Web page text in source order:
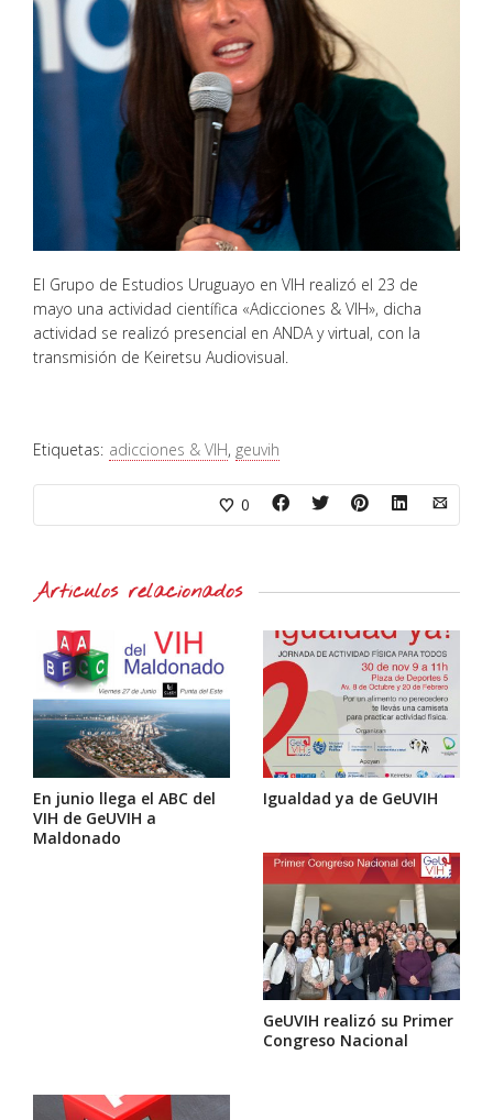
El Grupo de Estudios Uruguayo en VIH realizó el 23 de
mayo una actividad científica «Adicciones & VIH», dicha
actividad se realizó presencial en ANDA y virtual, con la
transmisión de Keiretsu Audiovisual.
Etiquetas: adicciones & VIH, geuvih
0
Artículos relacionados
En junio llega el ABC del
VIH de GeUVIH a
Maldonado
Igualdad ya de GeUVIH
GeUVIH realizó su Primer
Congreso Nacional